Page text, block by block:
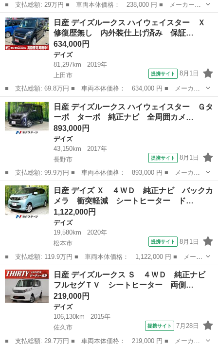
■ 支払総額: 29万円 ■ 車両本体価格： 238,000 円 ■ メーカー
名： 日産 ■ 車種名： デイズ ■ グレード名： Ｊ キーレスエ
ントリー ベンチシート ＣＤ リモコンキー 車検整備付き ＡＢ
Ｓ ＥＳ 運転席...
長野 須坂市 デイズ
日産 デイズルークス ハイウェイスター Ｘ
修復歴無し 内外装仕上げ済み 保証…
634,000円
デイズ
81,297km
2019年
上田市
提携サイト 8月1日
■ 支払総額: 69.8万円 ■ 車両本体価格： 634,000 円 ■ メーカー
名： 日産 ■ 車種名： デイズルークス ■ グレード名： ハイウ
ェイスター Ｘ 修復歴無し 内外装仕上げ済み 保証付き ■ 排気
量： 66...
長野 上田市 デイズ
日産 デイズルークス ハイウェイスター Ｇタ
ーボ ターボ 純正ナビ 全周囲カメ…
893,000円
デイズ
43,150km
2017年
長野市
提携サイト 8月1日
■ 支払総額: 99.9万円 ■ 車両本体価格： 893,000 円 ■ メーカー
名： 日産 ■ 車種名： デイズルークス ■ グレード名： ハイウ
ェイスター Ｇターボ ターボ 純正ナビ 全周囲カメラ 衝突軽
減 ＥＴＣ ド...
長野 長野市 デイズ
日産 デイズ Ｘ ４ＷＤ 純正ナビ バックカ
メラ 衝突軽減 シートヒーター ド…
1,122,000円
デイズ
19,580km
2020年
松本市
提携サイト 8月1日
■ 支払総額: 119.9万円 ■ 車両本体価格： 1,122,000 円 ■ メーカ
ー名： 日産 ■ 車種名： デイズ ■ グレード名： Ｘ ４ＷＤ
純正ナビ バックカメラ 衝突軽減 シートヒーター ドラレコ Ｂ
ｌｕｅｔ...
長野 松本市 デイズ
日産 デイズルークス Ｓ ４ＷＤ 純正ナビ
フルセグＴＶ シートヒーター 両側…
219,000円
デイズ
106,130km
2015年
佐久市
提携サイト 7月28日
■ 支払総額: 29.7万円 ■ 車両本体価格： 219,000 円 ■ メーカー